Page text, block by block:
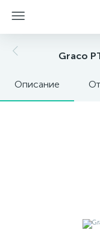
Graco
Описание